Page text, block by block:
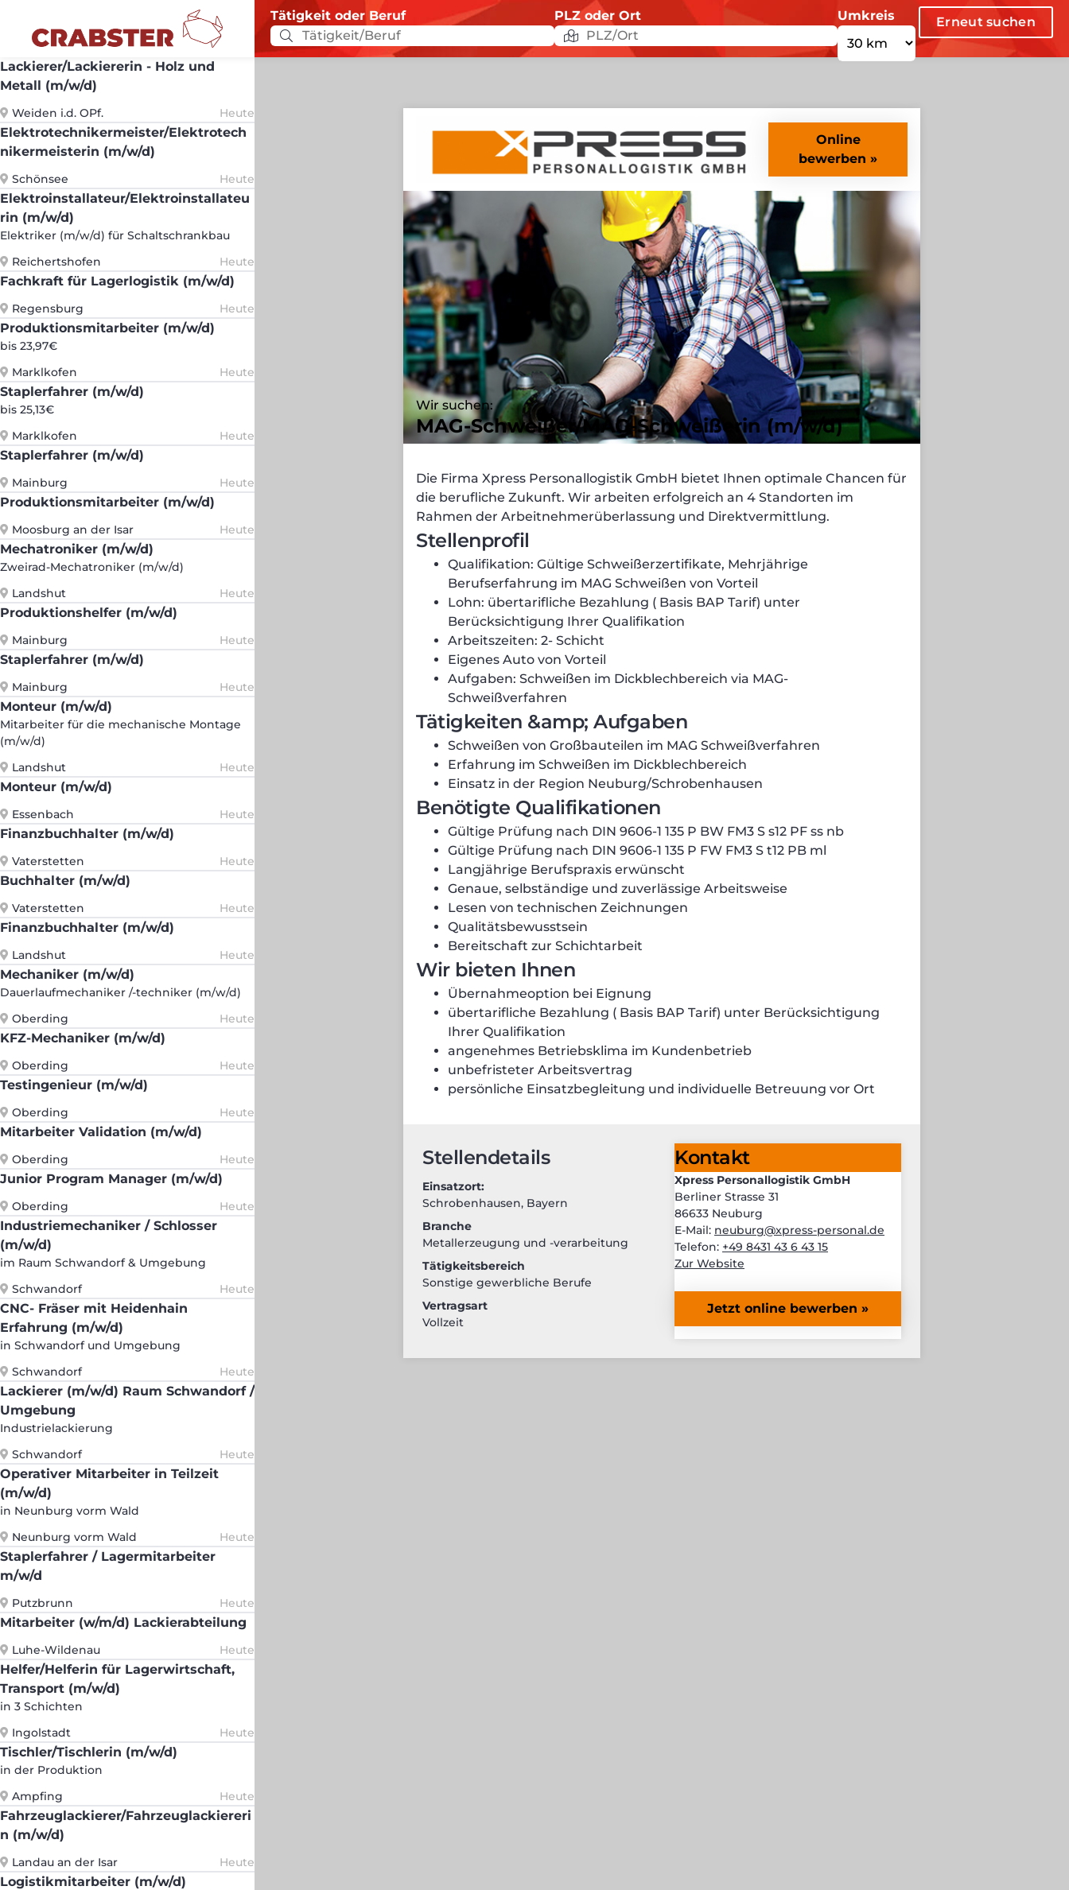
Tätigkeit oder Beruf PLZ oder Ort Umkreis Erneut suchen
Lackierer/Lackiererin - Holz und
Metall (m/w/d)
Weiden i.d. OPf. Heute
Elektrotechnikermeister/Elektrotech
nikermeisterin (m/w/d)
Schönsee Heute
Elektroinstallateur/Elektroinstallateu
rin (m/w/d)
Elektriker (m/w/d) für Schaltschrankbau
Reichertshofen
Heute
Fachkraft für Lagerlogistik (m/w/d)
Regensburg Heute
Produktionsmitarbeiter (m/w/d)
bis 23,97€
Marklkofen
Heute
Staplerfahrer (m/w/d)
bis 25,13€
Marklkofen
Heute
Staplerfahrer (m/w/d)
Mainburg Heute
Produktionsmitarbeiter (m/w/d)
Moosburg an der Isar Heute
Mechatroniker (m/w/d)
Zweirad-Mechatroniker (m/w/d)
Landshut
Heute
Produktionshelfer (m/w/d)
Mainburg Heute
Staplerfahrer (m/w/d)
Mainburg Heute
Monteur (m/w/d)
Mitarbeiter für die mechanische Montage
(m/w/d)
Landshut
Heute
Monteur (m/w/d)
Essenbach Heute
Finanzbuchhalter (m/w/d)
Vaterstetten Heute
Buchhalter (m/w/d)
Vaterstetten Heute
Finanzbuchhalter (m/w/d)
Landshut Heute
Mechaniker (m/w/d)
Dauerlaufmechaniker /-techniker (m/w/d)
Oberding
Heute
KFZ-Mechaniker (m/w/d)
Oberding Heute
Testingenieur (m/w/d)
Oberding Heute
Mitarbeiter Validation (m/w/d)
Oberding Heute
Junior Program Manager (m/w/d)
Oberding Heute
Industriemechaniker / Schlosser
(m/w/d)
im Raum Schwandorf & Umgebung
Schwandorf
Heute
CNC- Fräser mit Heidenhain
Erfahrung (m/w/d)
in Schwandorf und Umgebung
Schwandorf
Heute
Lackierer (m/w/d) Raum Schwandorf /
Umgebung
Industrielackierung
Schwandorf
Heute
Operativer Mitarbeiter in Teilzeit
(m/w/d)
in Neunburg vorm Wald
Neunburg vorm Wald
Heute
Staplerfahrer / Lagermitarbeiter
m/w/d
Putzbrunn Heute
Mitarbeiter (w/m/d) Lackierabteilung
Luhe-Wildenau Heute
Helfer/Helferin für Lagerwirtschaft,
Transport (m/w/d)
in 3 Schichten
Ingolstadt
Heute
Tischler/Tischlerin (m/w/d)
in der Produktion
Ampfing
Heute
Fahrzeuglackierer/Fahrzeuglackiereri
n (m/w/d)
Landau an der Isar Heute
Logistikmitarbeiter (m/w/d)
Online
bewerben
Wir suchen:
MAG-Schweißer/MAG-Schweißerin (m/w/d)
Die Firma Xpress Personallogistik GmbH bietet Ihnen optimale Chancen für
die berufliche Zukunft. Wir arbeiten erfolgreich an 4 Standorten im
Rahmen der Arbeitnehmerüberlassung und Direktvermittlung.
Stellenprofil
Qualifikation: Gültige Schweißerzertifikate, Mehrjährige
Berufserfahrung im MAG Schweißen von Vorteil
Lohn: übertarifliche Bezahlung ( Basis BAP Tarif) unter
Berücksichtigung Ihrer Qualifikation
Arbeitszeiten: 2- Schicht
Eigenes Auto von Vorteil
Aufgaben: Schweißen im Dickblechbereich via MAG-
Schweißverfahren
Tätigkeiten &amp; Aufgaben
Schweißen von Großbauteilen im MAG Schweißverfahren
Erfahrung im Schweißen im Dickblechbereich
Einsatz in der Region Neuburg/Schrobenhausen
Benötigte Qualifikationen
Gültige Prüfung nach DIN 9606-1 135 P BW FM3 S s12 PF ss nb
Gültige Prüfung nach DIN 9606-1 135 P FW FM3 S t12 PB ml
Langjährige Berufspraxis erwünscht
Genaue, selbständige und zuverlässige Arbeitsweise
Lesen von technischen Zeichnungen
Qualitätsbewusstsein
Bereitschaft zur Schichtarbeit
Wir bieten Ihnen
Übernahmeoption bei Eignung
übertarifliche Bezahlung ( Basis BAP Tarif) unter Berücksichtigung
Ihrer Qualifikation
angenehmes Betriebsklima im Kundenbetrieb
unbefristeter Arbeitsvertrag
persönliche Einsatzbegleitung und individuelle Betreuung vor Ort
Stellendetails
Einsatzort:
Schrobenhausen, Bayern
Branche
Metallerzeugung und -verarbeitung
Tätigkeitsbereich
Sonstige gewerbliche Berufe
Vertragsart
Vollzeit
Kontakt
Xpress Personallogistik GmbH
Berliner Strasse 31
86633 Neuburg
E-Mail: neuburg@xpress-personal.de
Telefon: +49 8431 43 6 43 15
Zur Website
Jetzt online bewerben